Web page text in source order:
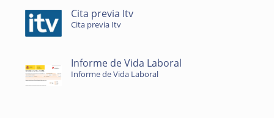
Cita previa Itv
Cita previa Itv
Informe de Vida Laboral
Informe de Vida Laboral